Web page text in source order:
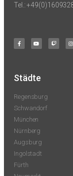
Tel.:
Städte
Regensburg
Schwandorf
München
Nürnberg
Augsburg
Ingolstadt
Fürth